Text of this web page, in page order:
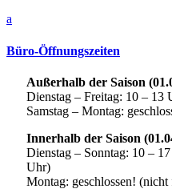
a
Büro-Öffnungszeiten
Außerhalb der Saison
Dienstag – Freitag: 10 – 13
Samstag – Montag:
Innerhalb der Saison
Dienstag – Sonntag: 10 –
Uhr)
Montag: geschlossen! (nicht